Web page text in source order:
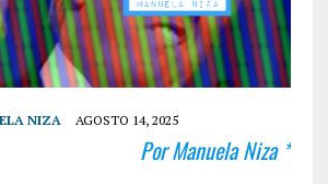
NIZA AGOSTO 14, 2025
Por Manuela Niza *